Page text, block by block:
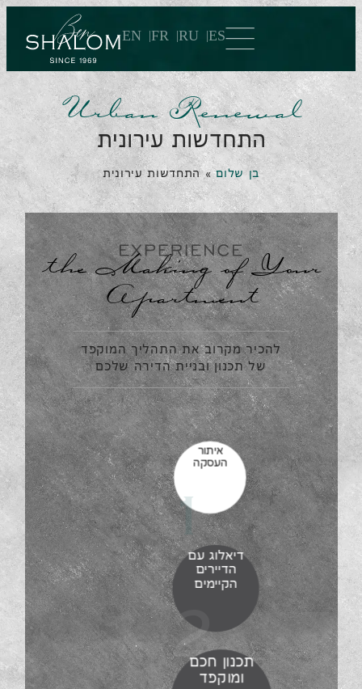
ES
RU
FR
EN
בן שלום»התחדשות עירונית
Urban Renewal
התחדשות עירונית
the Making of Your
Apartment
להכיר מקרוב את התהליך המוקפד
של תכנון ובניית הדירה שלכם
1
איתור
העסקה
2
דיאלוג עם
הדיירים
הקיימים
תכנון חכם
ומוקפד